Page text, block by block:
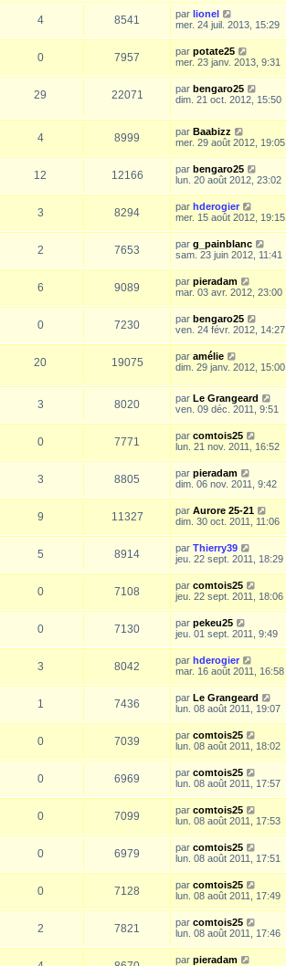
4 8541 par lionel
mer. 24 juil. 2013, 15:29
0 7957 par potate25
mer. 23 janv. 2013, 9:31
29 22071 par bengaro25
dim. 21 oct. 2012, 15:50
4 8999 par Baabizz
mer. 29 août 2012, 19:05
12 12166 par bengaro25
lun. 20 août 2012, 23:02
3 8294 par hderogier
mer. 15 août 2012, 19:15
2 7653 par g_painblanc
sam. 23 juin 2012, 11:41
6 9089 par pieradam
mar. 03 avr. 2012, 23:00
0 7230 par bengaro25
ven. 24 févr. 2012, 14:27
20 19075 par amélie
dim. 29 janv. 2012, 15:00
3 8020 par Le Grangeard
ven. 09 déc. 2011, 9:51
0 7771 par comtois25
lun. 21 nov. 2011, 16:52
3 8805 par pieradam
dim. 06 nov. 2011, 9:42
9 11327 par Aurore 25-21
dim. 30 oct. 2011, 11:06
5 8914 par Thierry39
jeu. 22 sept. 2011, 18:29
0 7108 par comtois25
jeu. 22 sept. 2011, 18:06
0 7130 par pekeu25
jeu. 01 sept. 2011, 9:49
3 8042 par hderogier
mar. 16 août 2011, 16:58
1 7436 par Le Grangeard
lun. 08 août 2011, 19:07
0 7039 par comtois25
lun. 08 août 2011, 18:02
0 6969 par comtois25
lun. 08 août 2011, 17:57
0 7099 par comtois25
lun. 08 août 2011, 17:53
0 6979 par comtois25
lun. 08 août 2011, 17:51
0 7128 par comtois25
lun. 08 août 2011, 17:49
2 7821 par comtois25
lun. 08 août 2011, 17:46
par pieradam